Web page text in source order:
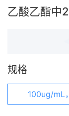
乙酸乙酯中
规格
100ug/mL